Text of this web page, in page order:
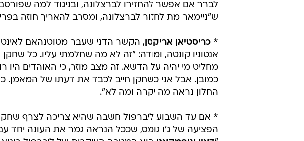
לברר אם אפשר להחזירו לברצלונה, ובניגוד למה
ש"ניימאר מת לחזור לברצלונה, ומסרב להאריך חוזה
* כריסטיאן אריקסן , הקשר הדני שעבר מטוטנהאם
אנטוניו קונטה, ומודה: "זה לא מה שחלמתי עליו. כל
מחליט מי יהיה על הדשא. זה מצב מוזר, כי האוהדים היו
כמובן. אבל אני כשחקן חייב לכבד את דעתו של המאמן.
החלון נראה מה יקרה ומה לא".
* אם עד השבוע ליברפול חשבה שהיא צריכה לצרף
הפציעה של ג'ו גומס, שככל הנראה גמר את העונה יחד עם